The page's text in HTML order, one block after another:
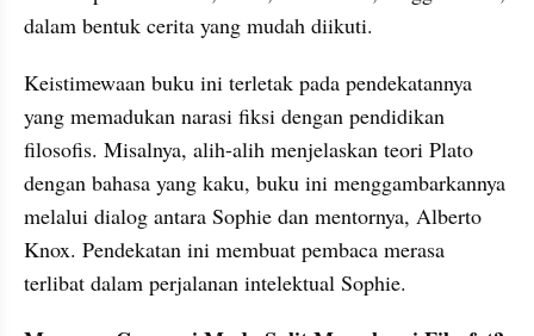
dalam bentuk cerita yang mudah diikuti.
Keistimewaan buku ini terletak pada pendekatannya
yang memadukan narasi fiksi dengan pendidikan
filosofis. Misalnya, alih-alih menjelaskan teori Plato
dengan bahasa yang kaku, buku ini menggambarkannya
melalui dialog antara Sophie dan mentornya, Alberto
Knox. Pendekatan ini membuat pembaca merasa
terlibat dalam perjalanan intelektual Sophie.